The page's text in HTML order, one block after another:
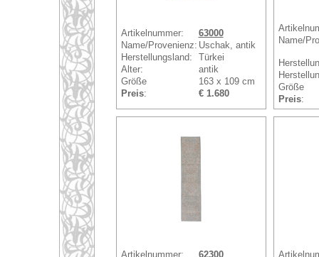
Artikelnummer:
63000
Name/Provenienz: Uschak, antik
Herstellungsland:
Türkei
Alter:
antik
Größe
163 x 109 cm
Preis: € 1.680
Name/
Größe
Preis:
Artikelnummer: 62300